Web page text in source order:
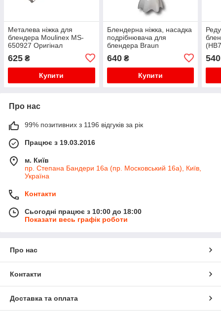
Металева ніжка для
блендера Moulinex MS-
650927 Оригінал
625 ₴
Купити
Блендерна ніжка, насадка
подрібнювача для
блендера Braun
640₴
Купити
540
Про нас
99% позитивних з 1196 відгуків за рік
Працює з 19.03.2016
м. Київ
пр. Степана Бандери 16а (пр. Московський 16а), Київ,
Україна
Контакти
Сьогодні працює з 10:00 до 18:00
Показати весь графік роботи
Про нас
Контакти
Доставка та оплата